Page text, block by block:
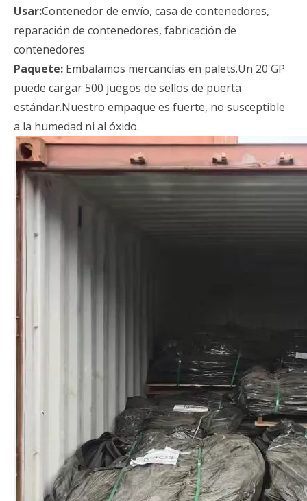
Usar:Contenedor de envío, casa de contenedores,
reparación de contenedores, fabricación de
contenedores
Paquete: Embalamos mercancías en palets.Un 20'GP
puede cargar 500 juegos de sellos de puerta
estándar.Nuestro empaque es fuerte, no susceptible
a la humedad ni al óxido.